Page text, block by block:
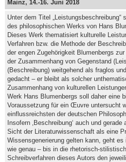
Mainz, 14.-16. Juni 2018
Unter dem Titel
des philosophischen Werks von Hans
Dieses Werk thematisiert kulturelle
Verfahren bzw. die Methode der
der engen Zugehörigkeit Blumenbergs
der Zusammenhang von Gegenstand
(Beschreibung) weitgehend als fraglos
gedacht – er bleibt als solcher
Zusammenhang von kulturellen
Werk Hans Blumenbergs soll daher eine
Voraussetzung für ein Œuvre untersucht
einflussreichsten der deutschen
Insofern ‚Beschreibung‘ auch und
Sicht der Literaturwissenschaft als eine
Wissensgenerierung gelten kann, geht es
wie genau – bis in die rhetorisch-
Schreibverfahren dieses Autors den